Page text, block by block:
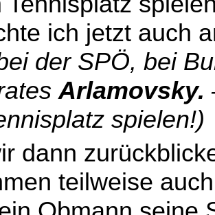
ich jetzt auch
der SPÖ, bei
Arla­movsky.
spielen!)
dann
teilweise